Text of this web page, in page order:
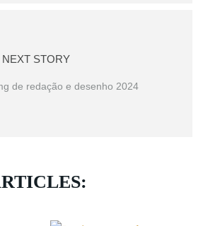
NEXT STORY
de redação e desenho 2024